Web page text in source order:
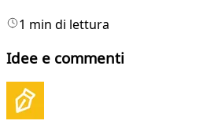
1 min di lettura
Idee e commenti